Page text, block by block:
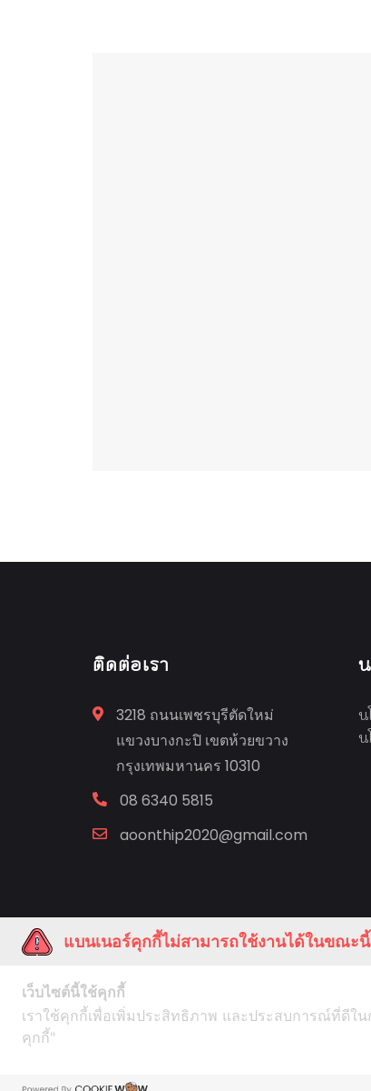
ติดต่อเรา
3218 ถนนเพชรบุรีตัดใหม่
แขวงบางกะปิ เขตห้วยขวาง
กรุงเทพมหานคร 10310
08 6340 5815
aoonthip2020@gmail.com
น
น
แบนเนอร์คุกกี้ไม่สามารถใช้งานได้ในขณะ
เว็บไซต์นี้ใช้คุกกี้
เราใช้คุกกี้เพื่อเพิ่มประสิทธิภาพ และประสบการณ์ที่ดีใ
คุกกี้"